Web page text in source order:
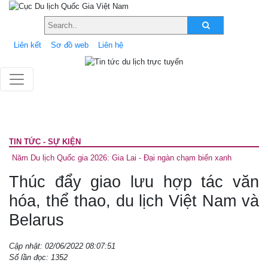
Liên kết Sơ đồ web Liên hệ
TIN TỨC - SỰ KIỆN
Năm Du lịch Quốc gia 2026: Gia Lai - Đại ngàn chạm biển xanh
Thúc đẩy giao lưu hợp tác văn
hóa, thể thao, du lịch Việt Nam và
Belarus
Cập nhật: 02/06/2022 08:07:51
Số lần đọc: 1352